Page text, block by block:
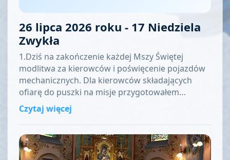
26 lipca 2026 roku - 17 Niedziela
Zwykła
1.Dziś na zakończenie każdej Mszy Świętej
modlitwa za kierowców i poświęcenie pojazdów
mechanicznych. Dla kierowców składających
ofiarę do puszki na misje przygotowałem…
Czytaj więcej